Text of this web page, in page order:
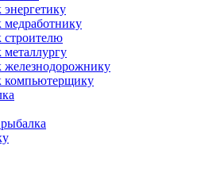
медработнику
строителю
железнодорожнику
компьютерщику